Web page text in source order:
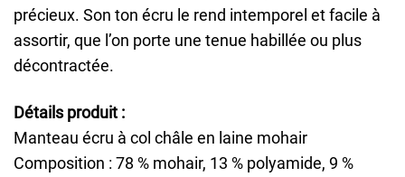
précieux. Son ton écru le rend intemporel et facile à
assortir, que l’on porte une tenue habillée ou plus
décontractée.
Détails produit :
Manteau écru à col châle en laine mohair
Composition : 78 % mohair, 13 % polyamide, 9 %